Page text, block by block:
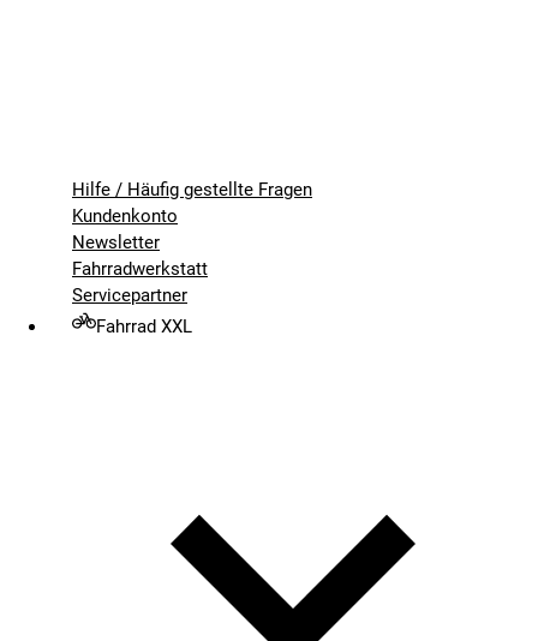
Hilfe / Häufig gestellte Fragen
Kundenkonto
Newsletter
Fahrradwerkstatt
Servicepartner
Fahrrad XXL